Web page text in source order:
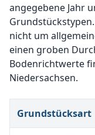
angegebene Jahr
nicht um
einen groben
Bodenrichtwerte
Niedersachsen.
Grundstücksart